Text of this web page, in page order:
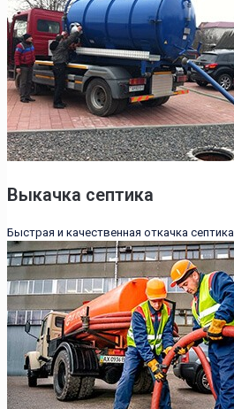
Выкачка септика
Быстрая и качественная откачка септика.